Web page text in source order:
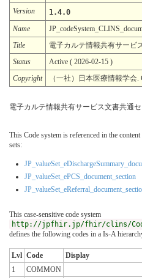
Version
1.4.0
Name
Title
電子カルテ情報共有サービ
Status
Active ( 2026-02-15 )
Copyright
（一社）日本医療情報学会.
電子カルテ情報共有サービス文書共通
This Code system is referenced in the
sets:
JP_valueSet_ePCS_document_section
This case-sensitive code system
http://jpfhir.jp/fhir/clins/
defines the following codes in a Is-A
Lvl Code
Display
1
COMMON